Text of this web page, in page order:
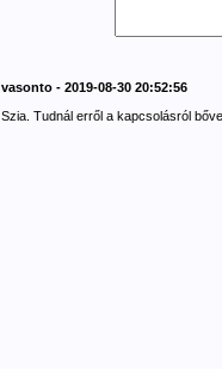
vasonto - 2019-08-30 20:52:56
Szia. Tudnál erről a kapcsolásról